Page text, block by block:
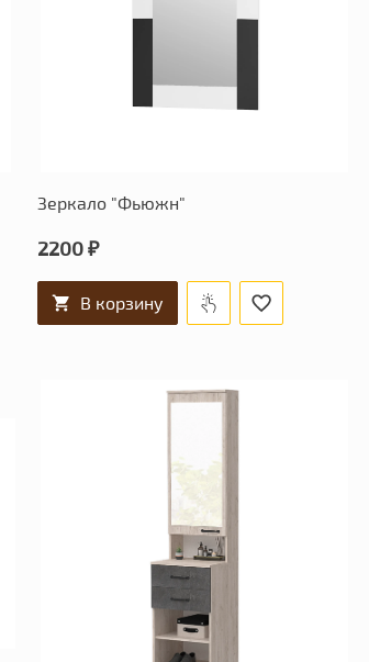
Зеркало "Фьюжн"
2200 ₽
В корзину